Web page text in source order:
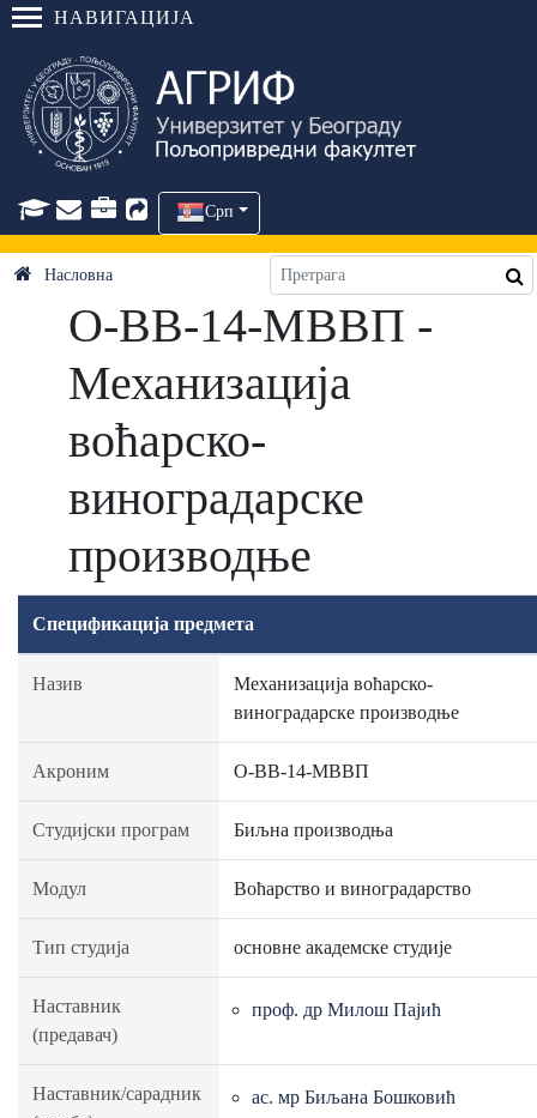
НАВИГАЦИЈА
Срп
Насловна
О-ВВ-14-МВВП -
Механизација
воћарско-
виноградарске
производње
Спецификација предмета
Назив
Механизација воћарско-
виноградарске производње
Акроним О-ВВ-14-МВВП
Студијски програм Биљна производња
Модул Воћарство и виноградарство
Тип студија основне академске студије
Наставник
(предавач)
проф. др Милош Пајић
Наставник/сарадник
ас. мр Биљана Бошковић